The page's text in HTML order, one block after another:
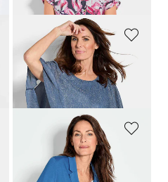
GOLDNER
Elegantes Shirt mit Plissee-Überwurf
69,00 CHF159,00 CHF
GOLDNER
179,00 CHF
279,00 CHF